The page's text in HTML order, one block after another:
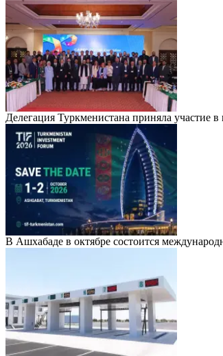
Делегация Туркменистана приняла участие
В Ашхабаде в октябре состоится